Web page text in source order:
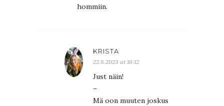
hommiin.
KRISTA
22.8.2023 at 16:12
Just näin!
–
Mä oon muuten joskus